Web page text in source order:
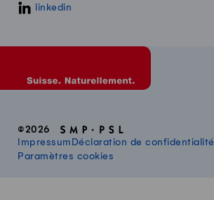
linkedin
©2026
Impressum Déclaration de confidentialité
Paramètres cookies